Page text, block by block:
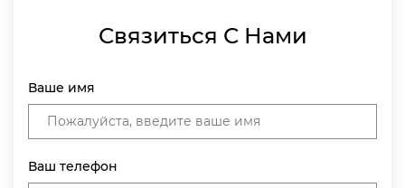
Связиться С Нами
Ваше имя
Ваш телефон